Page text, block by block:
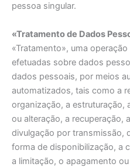
pessoa singular.
«Tratamento de Dados
«Tratamento», uma
efetuadas sobre dados
dados pessoais, por meios
automatizados, tais como a
organização, a estruturação,
ou alteração, a recuperação,
divulgação por transmissão,
forma de disponibilização, a
a limitação, o apagamento